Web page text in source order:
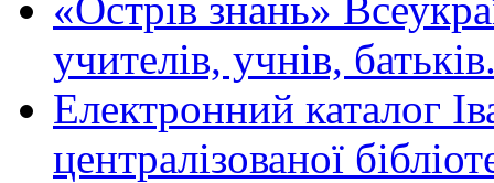
учителів, учнів,
Електронний каталог
централізованої